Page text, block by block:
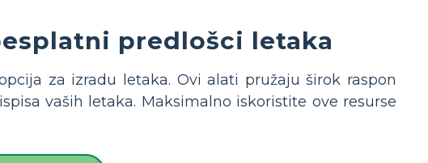
predlošci letaka
za izradu letaka. Ovi alati pružaju širok raspon
vaših letaka. Maksimalno iskoristite ove resurse